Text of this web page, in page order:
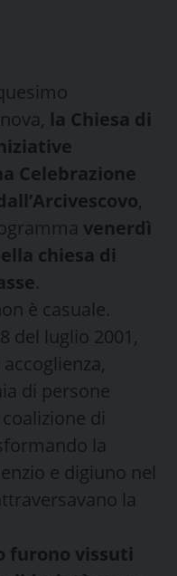
la Chiesa di
Celebrazione
,
venerdì
chiesa di
.
è casuale.
del luglio 2001,
di persone
di
la
e digiuno nel
la
furono vissuti